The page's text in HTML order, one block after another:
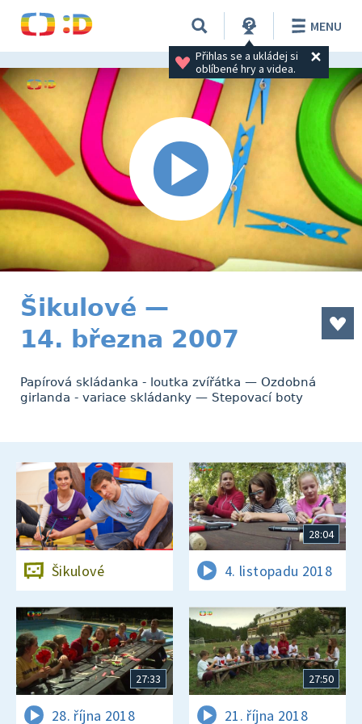
Přihlas se a ukládej si
oblíbené hry a videa.
MENU
Šikulové —
14. března 2007
Papírová skládanka - loutka zvířátka — Ozdobná
girlanda - variace skládanky — Stepovací boty
Šikulové
28:04
4. listopadu 2018
27:33
28. října 2018
27:50
21. října 2018